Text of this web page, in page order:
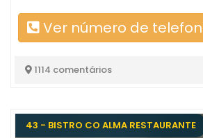
Ver número de
1114 comentários
43 - BISTRO CO ALMA RESTAURANTE